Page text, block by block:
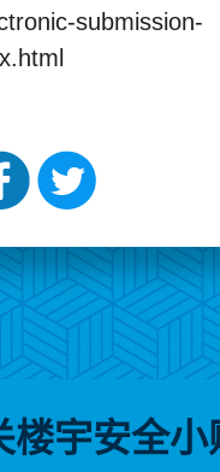
submission-
楼宇安全小